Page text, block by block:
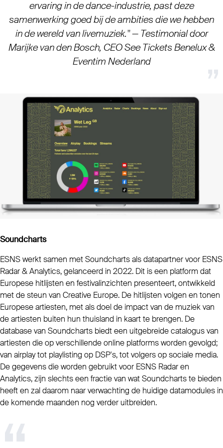
ervaring in de dance-industrie, past deze
samenwerking goed bij de ambities die we hebben
in de wereld van livemuziek." — Testimonial door
Marijke van den Bosch, CEO See Tickets Benelux &
Eventim Nederland
Soundcharts
ESNS werkt samen met Soundcharts als datapartner voor ESNS
Radar & Analytics, gelanceerd in 2022. Dit is een platform dat
Europese hitlijsten en festivalinzichten presenteert, ontwikkeld
met de steun van Creative Europe. De hitlijsten volgen en tonen
Europese artiesten, met als doel de impact van de muziek van
de artiesten buiten hun thuisland in kaart te brengen. De
database van Soundcharts biedt een uitgebreide catalogus van
artiesten die op verschillende online platforms worden gevolgd;
van airplay tot playlisting op DSP's, tot volgers op sociale media.
De gegevens die worden gebruikt voor ESNS Radar en
Analytics, zijn slechts een fractie van wat Soundcharts te bieden
heeft en zal daarom naar verwachting de huidige datamodules in
de komende maanden nog verder uitbreiden.